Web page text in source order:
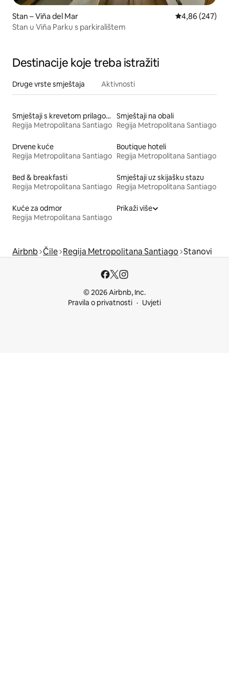
Stan – Viña del Mar Prosječna
4,86 (247)
Stan u Viña Parku s parkiralištem
Destinacije koje treba istražiti
Druge vrste smještaja Aktivnosti
Smještaji s krevetom prilagođene visine
Regija Metropolitana Santiago
Smještaji na obali
Regija Metropolitana Santiago
Drvene kuće
Regija Metropolitana Santiago
Boutique hoteli
Regija Metropolitana Santiago
Bed & breakfasti
Regija Metropolitana Santiago
Smještaji uz skijašku stazu
Regija Metropolitana Santiago
Kuće za odmor
Regija Metropolitana Santiago
Prikaži više
Airbnb Čile Regija Metropolitana Santiago Stanovi
© 2026 Airbnb, Inc.
Pravila o privatnosti
Uvjeti